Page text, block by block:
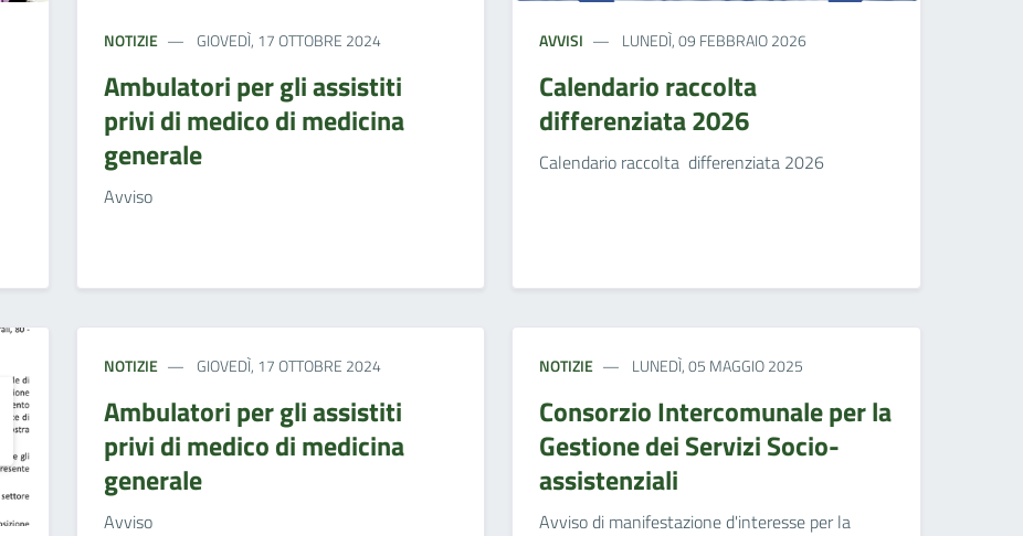
NOTIZIE GIOVEDÌ, 17 OTTOBRE 2024
Ambulatori per gli assistiti
privi di medico di medicina
generale
Avviso
AVVISI LUNEDÌ, 09 FEBBRAIO 2026
Calendario raccolta
differenziata 2026
Calendario raccolta differenziata 2026
NOTIZIE GIOVEDÌ, 17 OTTOBRE 2024
Ambulatori per gli assistiti
privi di medico di medicina
generale
Avviso
NOTIZIE LUNEDÌ, 05 MAGGIO 2025
Consorzio Intercomunale per la
Gestione dei Servizi Socio-
assistenziali
Avviso di manifestazione d'interesse per la